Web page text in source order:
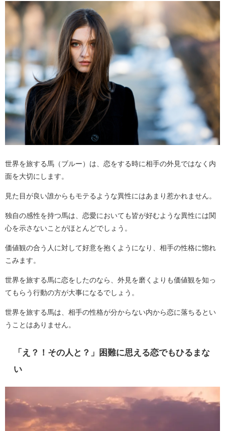
世界を旅する馬（ブルー）は、恋をする時に相手の外見ではなく内
面を大切にします。
見た目が良い誰からもモテるような異性にはあまり惹かれません。
独自の感性を持つ馬は、恋愛においても皆が好むような異性には関
心を示さないことがほとんどでしょう。
価値観の合う人に対して好意を抱くようになり、相手の性格に惚れ
こみます。
世界を旅する馬に恋をしたのなら、外見を磨くよりも価値観を知っ
てもらう行動の方が大事になるでしょう。
世界を旅する馬は、相手の性格が分からない内から恋に落ちるとい
うことはありません。
「え？！その人と？」困難に思える恋でもひるまな
い